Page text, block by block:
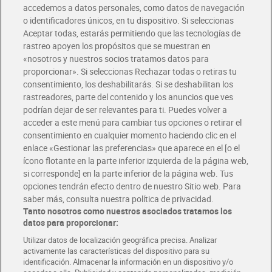
Envío gratis por compras superiores a 100€
Envío estandar por 4,99€
Glovo y Uber Eats
Solicita tu factura de Glovo o Uber Eats
Únete al CLUB Dia
Disfruta las ventajas y ofertas exclusivas.
Descárgate la APP Dia
Folletos y Tiendas
Descubre las mejores ofertas y busca tu tienda más cercana
Tarjeta MaX Dia
Te devuelve hasta 8€/mes de tus compras.
¡Solicita tu tarjeta de crédito aquí!
COMER MEJOR CADA DIA
accedemos a datos personales, como datos de navegación
o identificadores únicos, en tu dispositivo. Si seleccionas
Aceptar todas, estarás permitiendo que las tecnologías de
rastreo apoyen los propósitos que se muestran en
«nosotros y nuestros socios tratamos datos para
proporcionar». Si seleccionas Rechazar todas o retiras tu
consentimiento, los deshabilitarás. Si se deshabilitan los
rastreadores, parte del contenido y los anuncios que ves
podrían dejar de ser relevantes para ti. Puedes volver a
acceder a este menú para cambiar tus opciones o retirar el
consentimiento en cualquier momento haciendo clic en el
enlace «Gestionar las preferencias» que aparece en el [o el
ícono flotante en la parte inferior izquierda de la página web,
si corresponde] en la parte inferior de la página web. Tus
opciones tendrán efecto dentro de nuestro Sitio web. Para
saber más, consulta nuestra política de privacidad.
Tanto nosotros como nuestros asociados tratamos los
datos para proporcionar:
Utilizar datos de localización geográfica precisa. Analizar
activamente las características del dispositivo para su
identificación. Almacenar la información en un dispositivo y/o